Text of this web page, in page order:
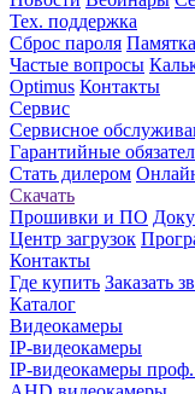
Тех. поддержка
Сброс пароля
Частые вопросы
Optimus Контакты
Сервис
Сервисное
Гарантийные
Стать дилером
Скачать
Прошивки и ПО
Центр загрузок
Контакты
Где купить Заказать
Каталог
Видеокамеры
IP-видеокамеры
IP-видеокамеры